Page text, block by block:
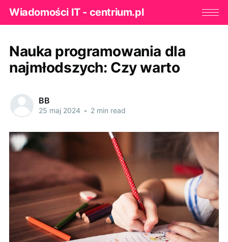
Wiadomości IT - centrium.pl
Nauka programowania dla
najmłodszych: Czy warto
BB
25 maj 2024 • 2 min read